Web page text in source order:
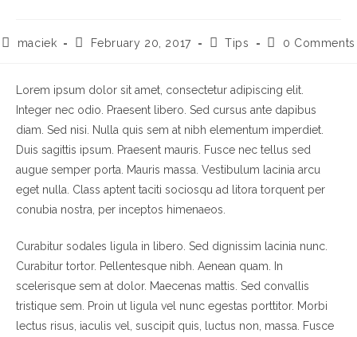
maciek February 20, 2017 Tips 0 Comments
Lorem ipsum dolor sit amet, consectetur adipiscing elit.
Integer nec odio. Praesent libero. Sed cursus ante dapibus
diam. Sed nisi. Nulla quis sem at nibh elementum imperdiet.
Duis sagittis ipsum. Praesent mauris. Fusce nec tellus sed
augue semper porta. Mauris massa. Vestibulum lacinia arcu
eget nulla. Class aptent taciti sociosqu ad litora torquent per
conubia nostra, per inceptos himenaeos.
Curabitur sodales ligula in libero. Sed dignissim lacinia nunc.
Curabitur tortor. Pellentesque nibh. Aenean quam. In
scelerisque sem at dolor. Maecenas mattis. Sed convallis
tristique sem. Proin ut ligula vel nunc egestas porttitor. Morbi
lectus risus, iaculis vel, suscipit quis, luctus non, massa. Fusce